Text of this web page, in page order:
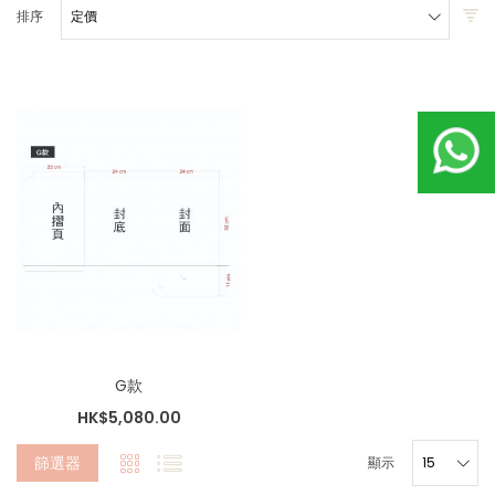
排序
G款
HK$5,080.00
篩選器 顯示